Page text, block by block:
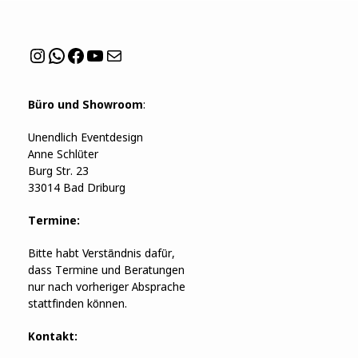
Instagram
WhatsApp
Facebook
YouTube
Mail
Büro und Showroom:
Unendlich Eventdesign
Anne Schlüter
Burg Str. 23
33014 Bad Driburg
Termine:
Bitte habt Verständnis dafür,
dass Termine und Beratungen
nur nach vorheriger Absprache
stattfinden können.
Kontakt: